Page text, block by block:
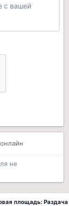
с вашей
не
площадь: Раздача